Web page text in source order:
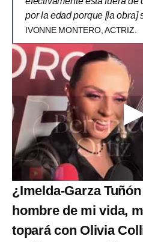
por la edad porque [la obra]
IVONNE MONTERO, ACTRIZ.
¿Imelda-Garza
hombre de mi vida,
topará con Olivia